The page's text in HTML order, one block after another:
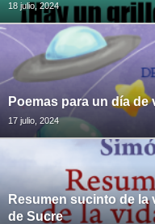
18 julio, 2024
Poemas para un día de
17 julio, 2024
Resumen sucinto de
de Sucre